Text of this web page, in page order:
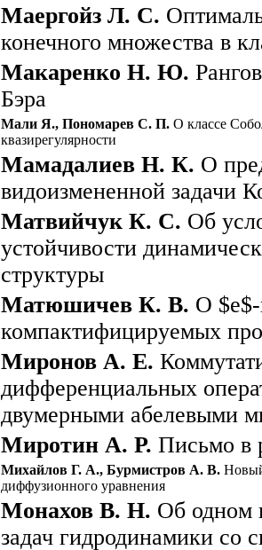
Маергойз Л. С.
конечного множества в
Макаренко Н. Ю.
Бэра
Мали Я., Пономарев С. П. О классе
квазирегулярности
Мамадалиев Н. К. О
видоизмененной задачи
Матвийчук К. С. Об
устойчивости
структуры
Матюшичев К. В. О
компактифицируемых
Миронов А. Е.
дифференциальных
двумерными абелевыми
Миротин А. Р. Письмо в
Михайлов Г. А., Бурмистров А. В.
диффузионного уравнения
Монахов В. Н. Об одном
задач гидродинамики со